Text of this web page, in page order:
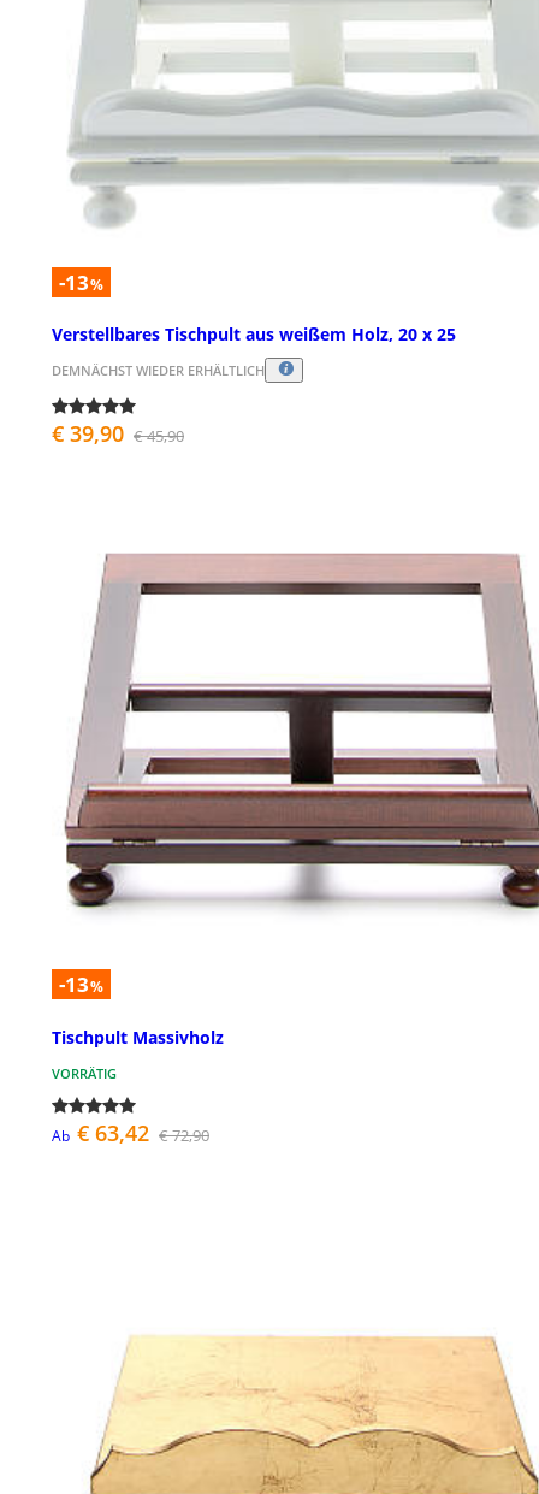
-13%
Verstellbares Tischpult aus weißem Holz, 20 x 25
DEMNÄCHST WIEDER ERHÄLTLICH
€ 39,90 € 45,90
-13%
Tischpult Massivholz
VORRÄTIG
Ab € 63,42 € 72,90